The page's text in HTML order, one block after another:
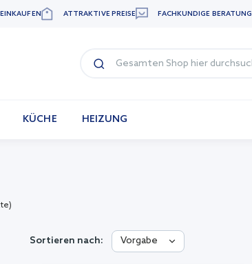
ATTRAKTIVE PREISE FACHKUNDIGE BERATUNG
KÜCHE HEIZUNG
Sortieren nach: Vorgabe